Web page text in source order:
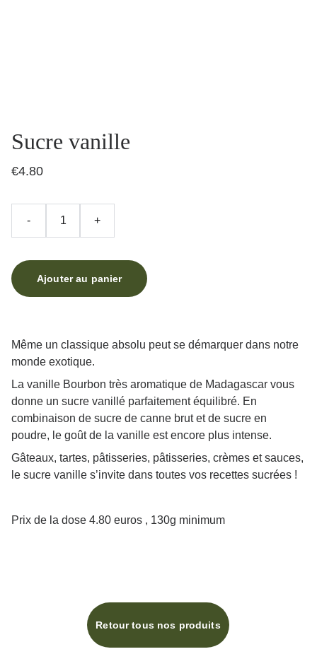
Sucre vanille
€4.80
- +
Ajouter au panier
Même un classique absolu peut se démarquer dans notre
monde exotique.
La vanille Bourbon très aromatique de Madagascar vous
donne un sucre vanillé parfaitement équilibré. En
combinaison de sucre de canne brut et de sucre en
poudre, le goût de la vanille est encore plus intense.
Gâteaux, tartes, pâtisseries, pâtisseries, crèmes et sauces,
le sucre vanille s’invite dans toutes vos recettes sucrées !
Prix de la dose 4.80 euros , 130g minimum
Retour tous nos produits